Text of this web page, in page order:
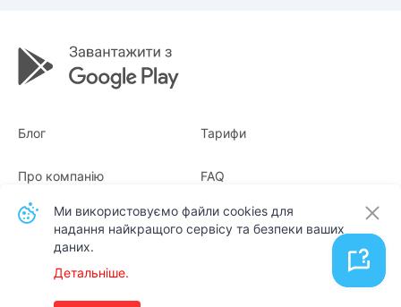
Блог Тарифи
Про компанію
Квитанції
FAQ
Для бізнесу
Ми використовуємо файли cookies для
надання найкращого сервісу та безпеки ваших
даних.
Детальніше.